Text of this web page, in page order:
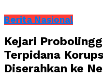
Berita Nasional
Kejari
Terpidana
Diserahkan ke